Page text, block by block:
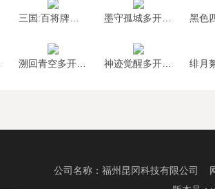
公司名称：福州昆冈科技有限公司